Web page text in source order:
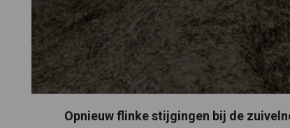
Opnieuw flinke stijgingen bij de